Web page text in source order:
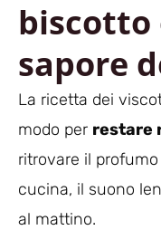
biscotto
sapore
La ricetta dei
modo per restare
ritrovare il
cucina, il suono
al mattino.